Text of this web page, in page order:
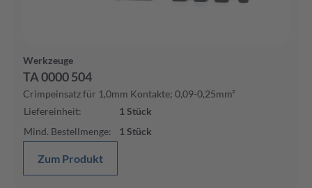
Werkzeuge
TA 0000 504
Crimpeinsatz für 1,0mm Kontakte; 0,09-0,25mm²
Liefereinheit: 1 Stück
Mind. Bestellmenge: 1 Stück
Zum Produkt